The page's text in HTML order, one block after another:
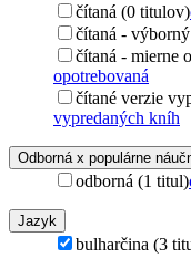
čítaná (0 titulov)
čítaná -
čítaná - mierne
opotrebovaná
čítané verzie
vypredaných kníh
Odborná x populárne
odborná (1 titul)
Jazyk
bulharčina (3